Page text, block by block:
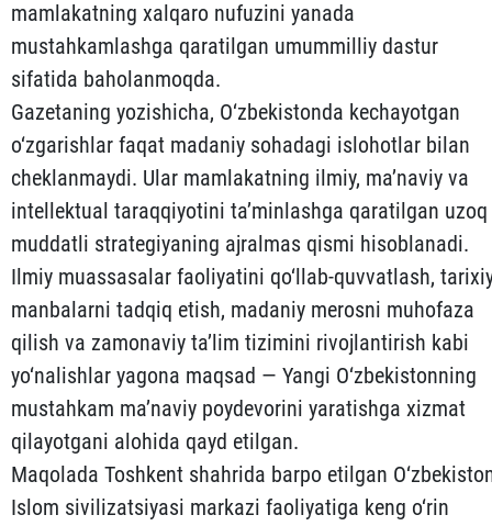
mamlakatning xalqaro nufuzini yanada
mustahkamlashga qaratilgan umummilliy dastur
sifatida baholanmoqda.
Gazetaning yozishicha, O‘zbekistonda kechayotgan
o‘zgarishlar faqat madaniy sohadagi islohotlar bilan
cheklanmaydi. Ular mamlakatning ilmiy, ma’naviy va
intellektual taraqqiyotini ta’minlashga qaratilgan uzoq
muddatli strategiyaning ajralmas qismi hisoblanadi.
Ilmiy muassasalar faoliyatini qo‘llab-quvvatlash,
manbalarni tadqiq etish, madaniy merosni muhofaza
qilish va zamonaviy ta’lim tizimini rivojlantirish kabi
yo‘nalishlar yagona maqsad — Yangi O‘zbekistonning
mustahkam ma’naviy poydevorini yaratishga xizmat
qilayotgani alohida qayd etilgan.
Maqolada Toshkent shahrida barpo etilgan
Islom sivilizatsiyasi markazi faoliyatiga keng o‘rin